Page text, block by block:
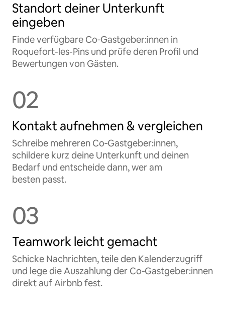
Standort deiner Unterkunft
eingeben
Finde verfügbare Co‑Gastgeber:innen in
Roquefort-les-Pins und prüfe deren Profil und
Bewertungen von Gästen.
02
Kontakt aufnehmen & vergleichen
Schreibe mehreren Co‑Gastgeber:innen,
schildere kurz deine Unterkunft und deinen
Bedarf und entscheide dann, wer am
besten passt.
03
Teamwork leicht gemacht
Schicke Nachrichten, teile den Kalenderzugriff
und lege die Auszahlung der Co‑Gastgeber:innen
direkt auf Airbnb fest.